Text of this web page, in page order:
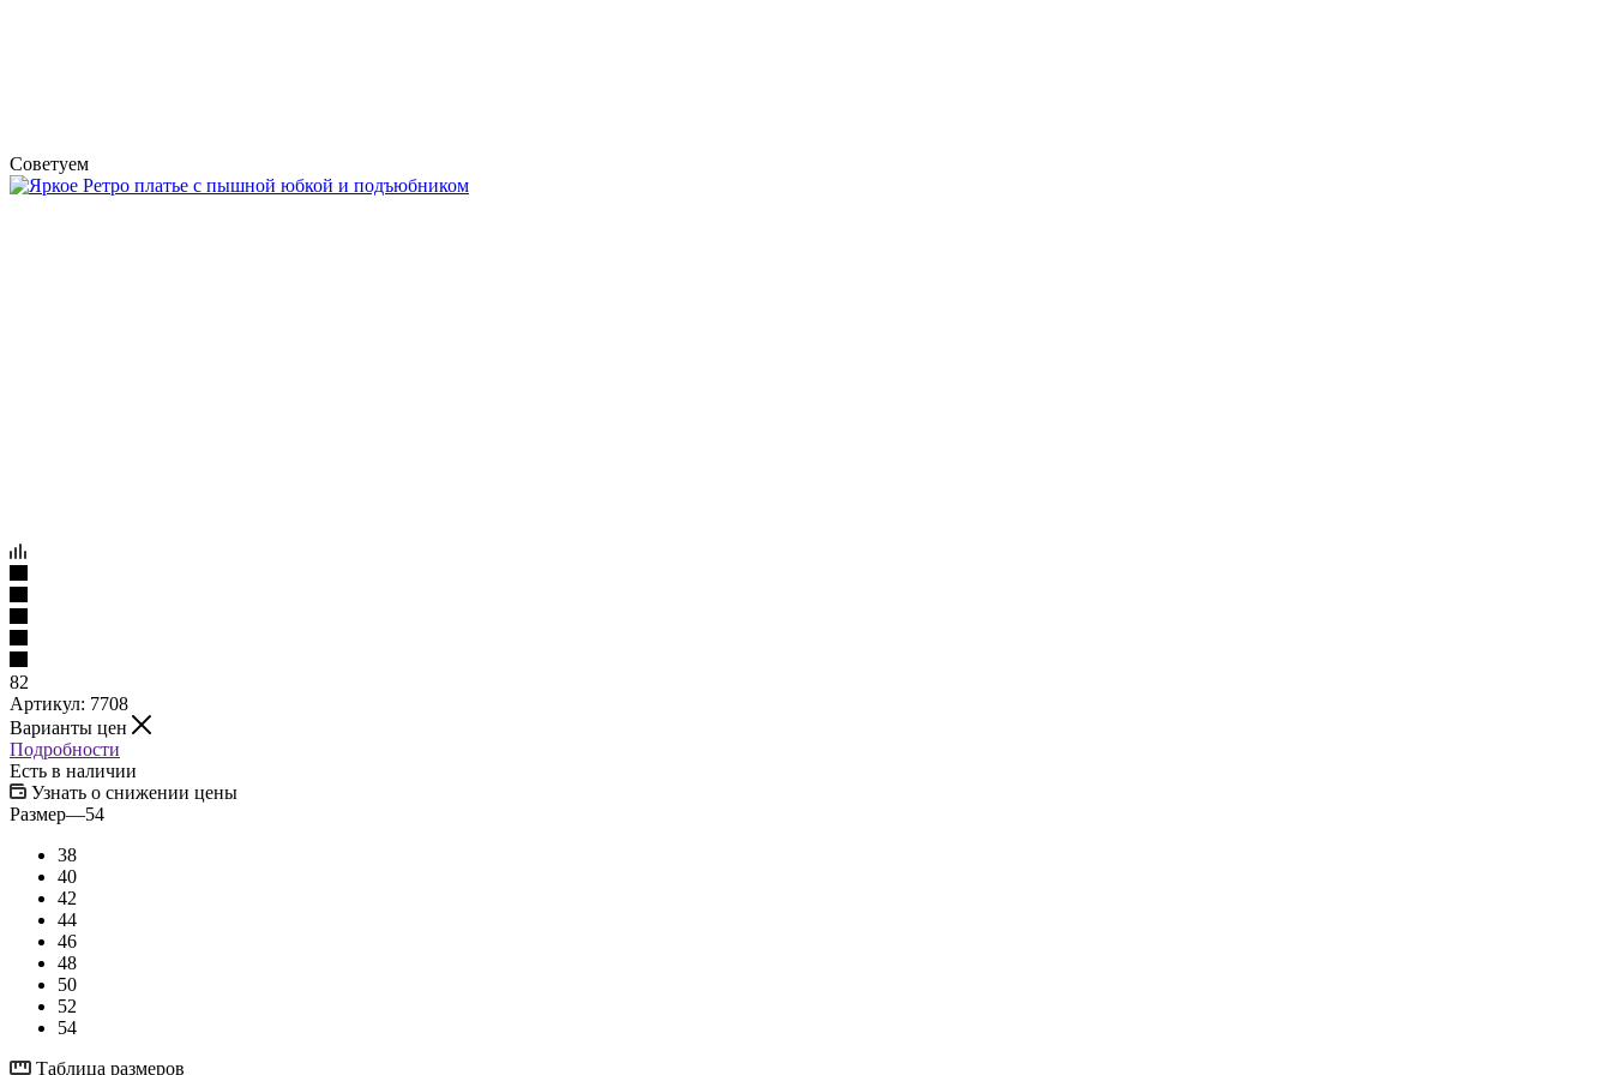
Советуем
82
Артикул: 7708
Варианты цен
Подробности
Есть в наличии
Узнать о снижении цены
Размер—54
38
40
42
44
46
48
50
52
54
Таблица размеров